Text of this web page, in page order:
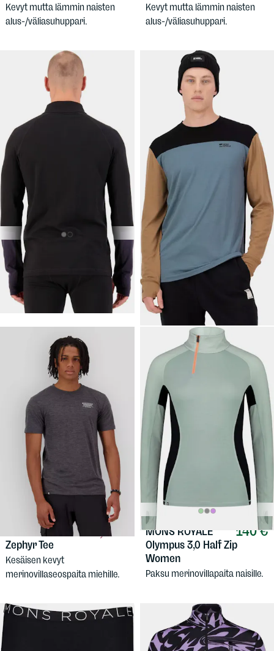
Kevyt mutta lämmin naisten
alus-/väliasuhuppari.
Kevyt mutta lämmin naisten
alus-/väliasuhuppari.
139 €
MONS ROYALE
Olympus Half Zip
Lämmin merinovillainen
aluspaita miehille.
89,90 €
MONS ROYALE
Yotei Tech LS
Merinovillan lämpöä ja casual-
tyyliä, arkeen ja retkille.
59,90 €
MONS ROYALE
Zephyr Tee
Kesäisen kevyt
merinovillaseospaita miehille.
140 €
MONS ROYALE
Olympus 3,0 Half Zip
Women
Paksu merinovillapaita naisille.